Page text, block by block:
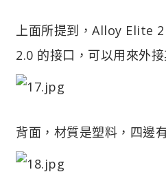
上面所提到，Alloy Elite
2.0 的接口，可以用來外
背面，材質是塑料，四邊